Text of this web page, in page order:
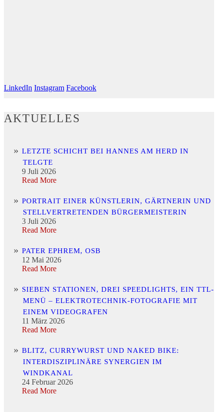
LinkedIn Instagram Facebook
AKTUELLES
LETZTE SCHICHT BEI HANNES AM HERD IN
TELGTE
9 Juli 2026
Read More
PORTRAIT EINER KÜNSTLERIN, GÄRTNERIN UND
STELLVERTRETENDEN BÜRGERMEISTERIN
3 Juli 2026
Read More
PATER EPHREM, OSB
12 Mai 2026
Read More
SIEBEN STATIONEN, DREI SPEEDLIGHTS, EIN TTL-
MENÜ – ELEKTROTECHNIK-FOTOGRAFIE MIT
EINEM VIDEOGRAFEN
11 März 2026
Read More
BLITZ, CURRYWURST UND NAKED BIKE:
INTERDISZIPLINÄRE SYNERGIEN IM
WINDKANAL
24 Februar 2026
Read More